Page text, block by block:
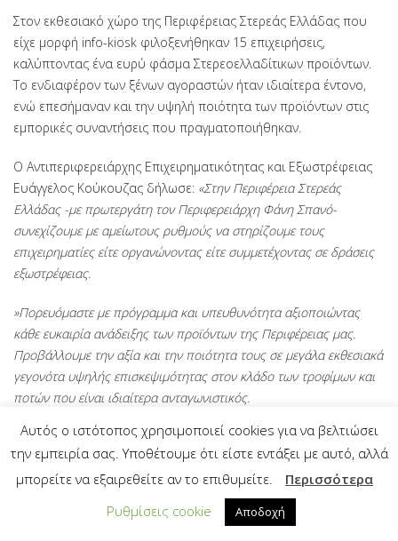
Στον εκθεσιακό χώρο της Περιφέρειας Στερεάς Ελλάδας που
είχε μορφή info-kiosk φιλοξενήθηκαν 15 επιχειρήσεις,
καλύπτοντας ένα ευρύ φάσμα Στερεοελλαδίτικων προϊόντων.
Το ενδιαφέρον των ξένων αγοραστών ήταν ιδιαίτερα έντονο,
ενώ επεσήμαναν και την υψηλή ποιότητα των προϊόντων στις
εμπορικές συναντήσεις που πραγματοποιήθηκαν.
Ο Αντιπεριφερειάρχης Επιχειρηματικότητας και Εξωστρέφειας
Ευάγγελος Κούκουζας δήλωσε: «Στην Περιφέρεια Στερεάς
Ελλάδας -με πρωτεργάτη τον Περιφερειάρχη Φάνη Σπανό-
συνεχίζουμε με αμείωτους ρυθμούς να στηρίζουμε τους
επιχειρηματίες είτε οργανώνοντας είτε συμμετέχοντας σε δράσεις
εξωστρέφειας.
»Πορευόμαστε με πρόγραμμα και υπευθυνότητα αξιοποιώντας
κάθε ευκαιρία ανάδειξης των προϊόντων της Περιφέρειας μας.
Προβάλλουμε την αξία και την ποιότητα τους σε μεγάλα εκθεσιακά
γεγονότα υψηλής επισκεψιμότητας στον κλάδο των τροφίμων και
ποτών που είναι ιδιαίτερα ανταγωνιστικός.
»Είμαστε ιδιαίτερα υπερήφανοι για τις θετικές κριτικές και την
προτίμηση που λαμβάνουν τα προϊόντα μας σε διεθνείς αγορές,
γεγονός που αντικατοπτρίζει περίτρανα την αποτελεσματικότητα
των στερεοελλαδιτών επιχειρηματιών».
Αυτός ο ιστότοπος χρησιμοποιεί cookies για να βελτιώσει
την εμπειρία σας. Υποθέτουμε ότι είστε εντάξει με αυτό, αλλά
μπορείτε να εξαιρεθείτε αν το επιθυμείτε.
Περισσότερα
Ρυθμίσεις cookie
Αποδοχή